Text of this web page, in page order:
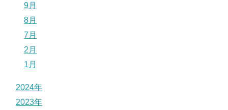
9月
8月
7月
2月
1月
2024年
2023年